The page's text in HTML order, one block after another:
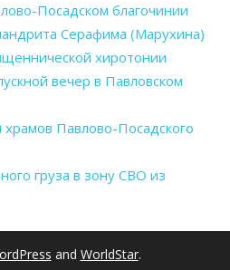
Посадском благочинии
Серафима (Марухина)
хиротонии
вечер в Павловском
Павлово-Посадского
груза в зону СВО из
and WorldStar.